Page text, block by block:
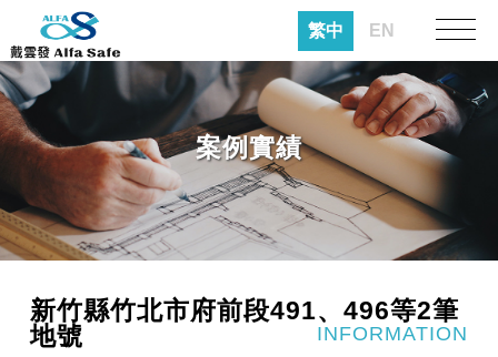
繁中 EN
案例實績
新竹縣竹北市府前段491、496等2筆
地號
INFORMATION